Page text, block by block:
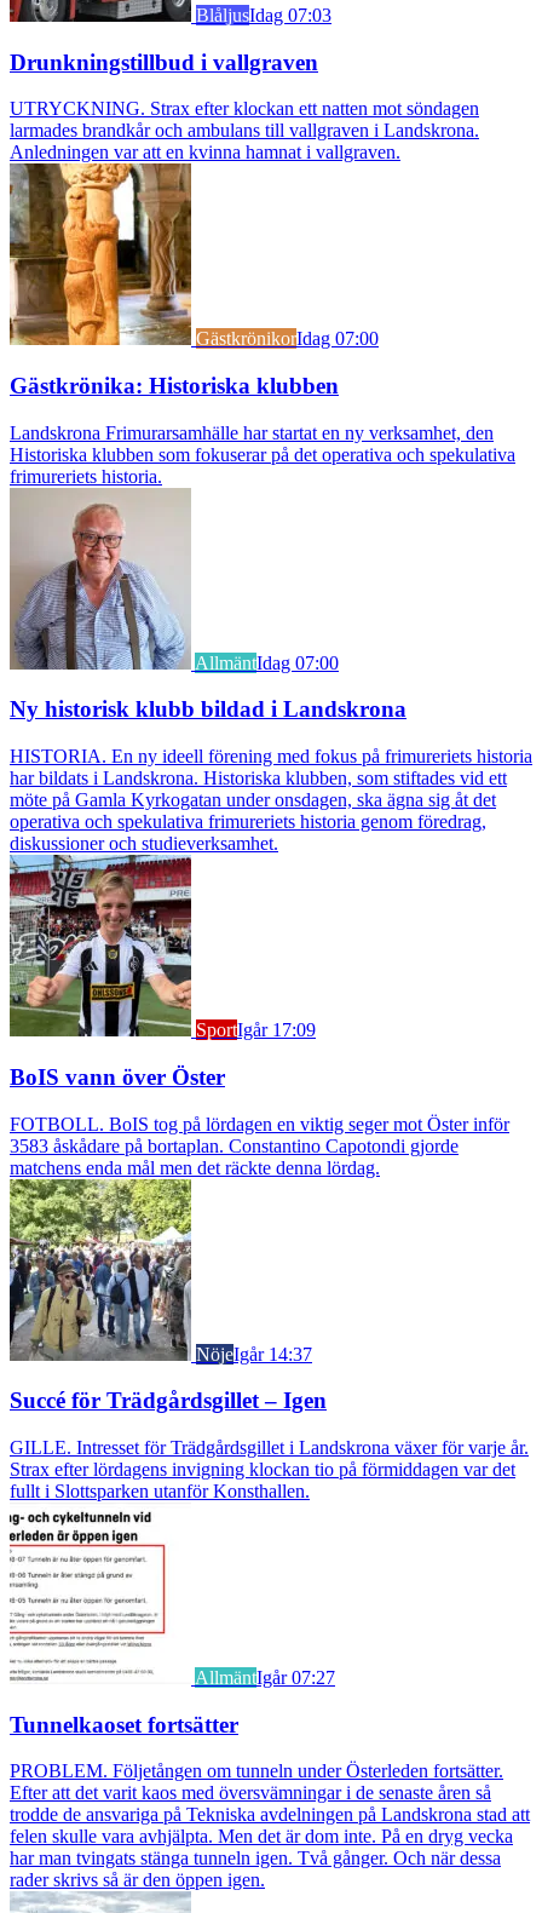
BlåljusIdag 07:03
Drunkningstillbud i vallgraven
UTRYCKNING. Strax efter klockan ett natten mot söndagen
larmades brandkår och ambulans till vallgraven i Landskrona.
Anledningen var att en kvinna hamnat i vallgraven.
GästkrönikorIdag 07:00
Gästkrönika: Historiska klubben
Landskrona Frimurarsamhälle har startat en ny verksamhet, den
Historiska klubben som fokuserar på det operativa och spekulativa
frimureriets historia.
AllmäntIdag 07:00
Ny historisk klubb bildad i Landskrona
HISTORIA. En ny ideell förening med fokus på frimureriets historia
har bildats i Landskrona. Historiska klubben, som stiftades vid ett
möte på Gamla Kyrkogatan under onsdagen, ska ägna sig åt det
operativa och spekulativa frimureriets historia genom föredrag,
diskussioner och studieverksamhet.
SportIgår 17:09
BoIS vann över Öster
FOTBOLL. BoIS tog på lördagen en viktig seger mot Öster inför
3583 åskådare på bortaplan. Constantino Capotondi gjorde
matchens enda mål men det räckte denna lördag.
NöjeIgår 14:37
Succé för Trädgårdsgillet – Igen
GILLE. Intresset för Trädgårdsgillet i Landskrona växer för varje år.
Strax efter lördagens invigning klockan tio på förmiddagen var det
fullt i Slottsparken utanför Konsthallen.
AllmäntIgår 07:27
Tunnelkaoset fortsätter
PROBLEM. Följetången om tunneln under Österleden fortsätter.
Efter att det varit kaos med översvämningar i de senaste åren så
trodde de ansvariga på Tekniska avdelningen på Landskrona stad att
felen skulle vara avhjälpta. Men det är dom inte. På en dryg vecka
har man tvingats stänga tunneln igen. Två gånger. Och när dessa
rader skrivs så är den öppen igen.